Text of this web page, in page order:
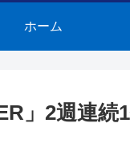
ホーム
」2週連